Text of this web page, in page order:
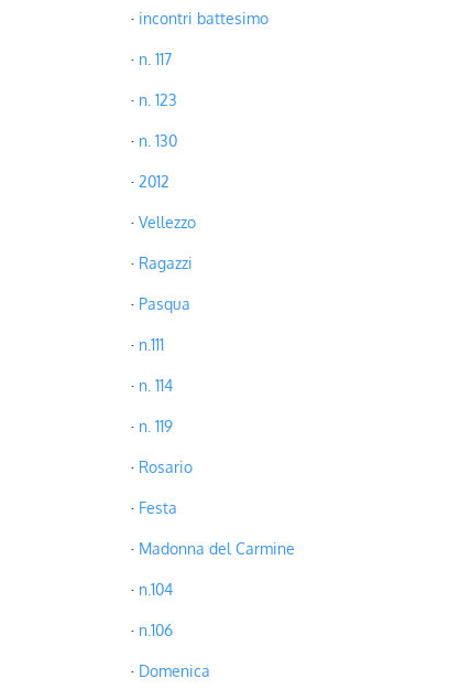
incontri battesimo
n. 117
n. 123
n. 130
2012
Vellezzo
Ragazzi
Pasqua
n.111
n. 114
n. 119
Rosario
Festa
Madonna del Carmine
n.104
n.106
Domenica